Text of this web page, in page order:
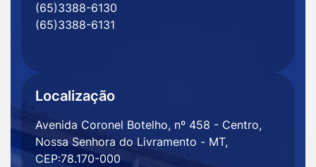
Facebook
(65)3388-6130
(65)3388-6131
Localização
Avenida Coronel Botelho, nº 458 - Centro,
Nossa Senhora do Livramento - MT,
CEP:78.170-000